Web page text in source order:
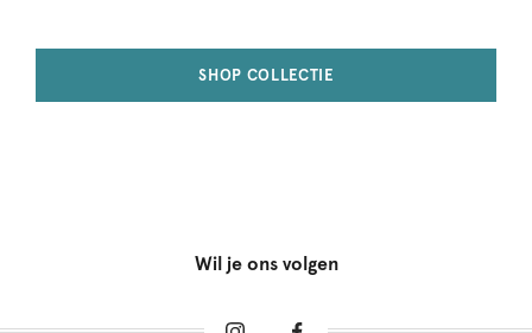
SHOP COLLECTIE
Wil je ons volgen